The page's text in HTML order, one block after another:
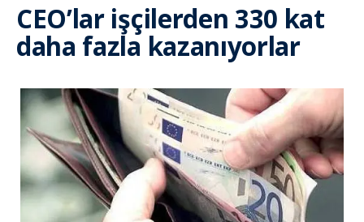
CEO’lar işçilerden 330 kat
daha fazla kazanıyorlar